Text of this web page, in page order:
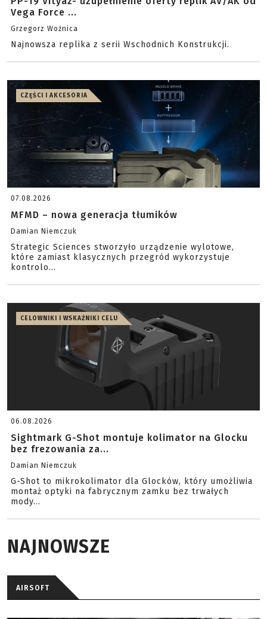
Vega Force ...
Grzegorz Woźnica
Najnowsza replika z serii Wschodnich Konstrukcji.
CZĘŚCI I AKCESORIA
07.08.2026
MFMD – nowa generacja tłumików
Damian Niemczuk
Strategic Sciences stworzyło urządzenie wylotowe,
które zamiast klasycznych przegród wykorzystuje
kontrolo...
CELOWNIKI I WSKAŹNIKI CELU
06.08.2026
Sightmark G-Shot montuje kolimator na Glocku
bez frezowania za...
Damian Niemczuk
G-Shot to mikrokolimator dla Glocków, który umożliwia
montaż optyki na fabrycznym zamku bez trwałych
mody...
NAJNOWSZE
AIRSOFT